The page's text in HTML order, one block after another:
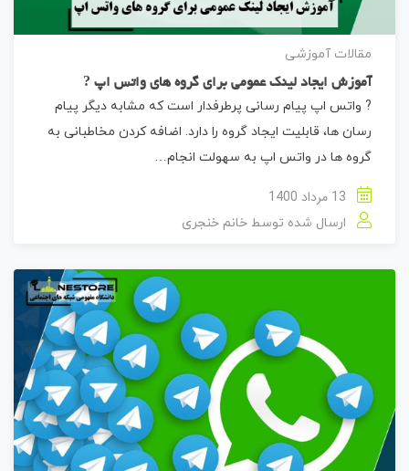
مقالات آموزشی
آموزش ایجاد لینک عمومی برای گروه های واتس اپ ?
? واتس اپ پیام رسانی پرطرفدار است که مشابه دیگر پیام
رسان ها، قابلیت ایجاد گروه را دارد. اضافه کردن مخاطبانی به
گروه ها در واتس اپ به سهولت انجام…
ارسال شده توسط خانم خنجری